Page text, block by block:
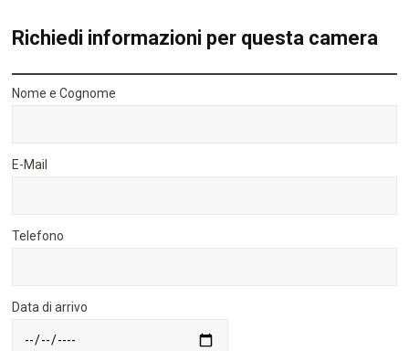
Richiedi informazioni per questa camera
Nome e Cognome
E-Mail
Telefono
Data di arrivo